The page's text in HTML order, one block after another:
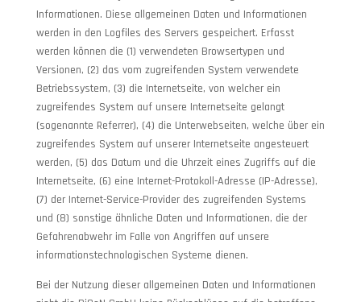
Informationen. Diese allgemeinen Daten und Informationen
werden in den Logfiles des Servers gespeichert. Erfasst
werden können die (1) verwendeten Browsertypen und
Versionen, (2) das vom zugreifenden System verwendete
Betriebssystem, (3) die Internetseite, von welcher ein
zugreifendes System auf unsere Internetseite gelangt
(sogenannte Referrer), (4) die Unterwebseiten, welche über ein
zugreifendes System auf unserer Internetseite angesteuert
werden, (5) das Datum und die Uhrzeit eines Zugriffs auf die
Internetseite, (6) eine Internet-Protokoll-Adresse (IP-Adresse),
(7) der Internet-Service-Provider des zugreifenden Systems
und (8) sonstige ähnliche Daten und Informationen, die der
Gefahrenabwehr im Falle von Angriffen auf unsere
informationstechnologischen Systeme dienen.
Bei der Nutzung dieser allgemeinen Daten und Informationen